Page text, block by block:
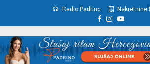
Radio Padrino Nekretnine
Facebook
Instagram
Youtube